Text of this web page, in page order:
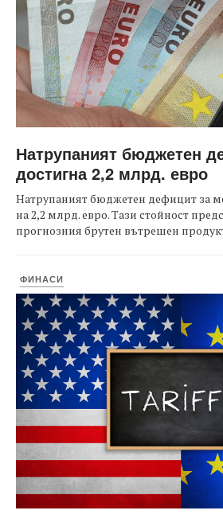
Натрупаният бюджетен
достигна 2,2 млрд. евро
Натрупаният бюджетен дефицит за
на 2,2 млрд. евро. Тази стойност
прогнозния брутен вътрешен
ФИНАСИ